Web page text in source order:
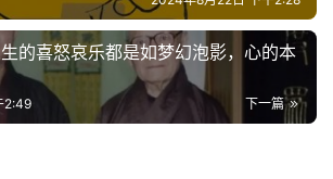
的喜怒哀乐都是如梦幻泡影，心的本
下一篇
2:49